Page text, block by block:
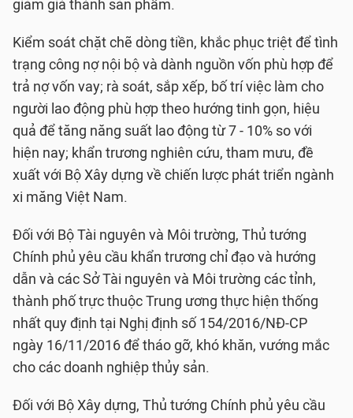
giảm giá thành sản phẩm.
Kiểm soát chặt chẽ dòng tiền, khắc phục triệt để tình
trạng công nợ nội bộ và dành nguồn vốn phù hợp để
trả nợ vốn vay; rà soát, sắp xếp, bố trí việc làm cho
người lao động phù hợp theo hướng tinh gọn, hiệu
quả để tăng năng suất lao động từ 7 - 10% so với
hiện nay; khẩn trương nghiên cứu, tham mưu, đề
xuất với Bộ Xây dựng về chiến lược phát triển ngành
xi măng Việt Nam.
Đối với Bộ Tài nguyên và Môi trường, Thủ tướng
Chính phủ yêu cầu khẩn trương chỉ đạo và hướng
dẫn và các Sở Tài nguyên và Môi trường các tỉnh,
thành phố trực thuộc Trung ương thực hiện thống
nhất quy định tại Nghị định số 154/2016/NĐ-CP
ngày 16/11/2016 để tháo gỡ, khó khăn, vướng mắc
cho các doanh nghiệp thủy sản.
Đối với Bộ Xây dựng, Thủ tướng Chính phủ yêu cầu